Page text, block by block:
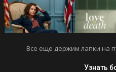
Все еще держим лапки на
Узнать